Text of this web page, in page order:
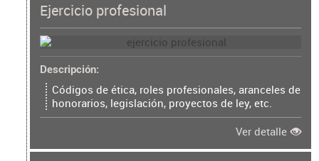
Ejercicio profesional
Descripción
Códigos de ética, roles profesionales, aranceles de
honorarios, legislación, proyectos de ley, etc.
Ver detalle